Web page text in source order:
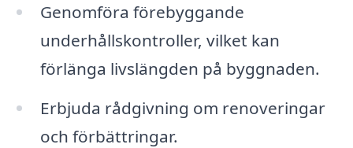
Genomföra förebyggande
underhållskontroller, vilket kan
förlänga livslängden på byggnaden.
Erbjuda rådgivning om renoveringar
och förbättringar.